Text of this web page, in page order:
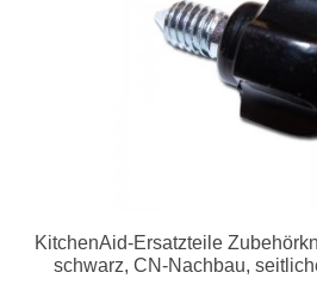
KitchenAid-Ersatzteile
schwarz, CN-Nachbau,